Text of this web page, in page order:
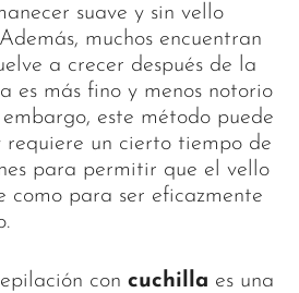
suave y sin vello
muchos encuentran
a crecer después de la
es más fino y menos notorio
este método puede
requiere un cierto tiempo de
para permitir que el vello
como para ser eficazmente
con cuchilla es una